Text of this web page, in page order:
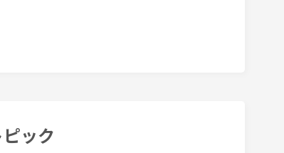
ック